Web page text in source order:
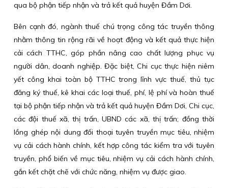
qua bộ phận tiếp nhận và trả kết quả huyện Đầm Dơi.
Bên cạnh đó, ngành thuế chú trọng công tác truyền thông
nhằm thông tin rộng rãi về hoạt động và kết quả thực hiện
cải cách TTHC, góp phần nâng cao chất lượng phục vụ
người dân, doanh nghiệp. Đặc biệt, Chi cục thực hiện niêm
yết công khai toàn bộ TTHC trong lĩnh vực thuế, thủ tục
đăng ký thuế, kê khai các loại thuế, phí, lệ phí và hoàn thuế
tại bộ phận tiếp nhận và trả kết quả huyện Đầm Dơi, Chi cục,
các đội thuế xã, thị trấn, UBND các xã, thị trấn; đồng thời
lồng ghép nội dung đối thoại tuyên truyền mục tiêu, nhiệm
vụ cải cách hành chính, kết hợp công tác kiểm tra với tuyên
truyền, phổ biến về mục tiêu, nhiệm vụ cải cách hành chính,
gắn kết chặt chẽ với chức năng, nhiệm vụ được giao.